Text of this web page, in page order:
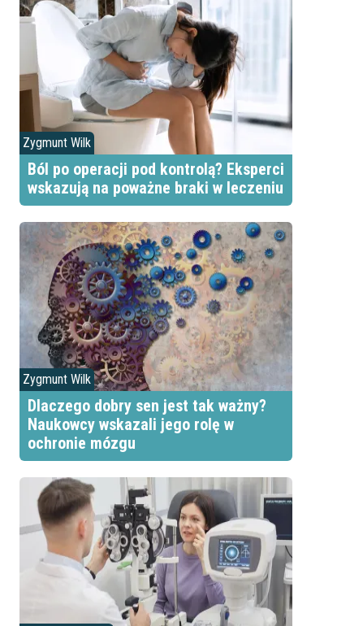
Zygmunt Wilk
Ból po operacji pod kontrolą? Eksperci
wskazują na poważne braki w leczeniu
Zygmunt Wilk
Dlaczego dobry sen jest tak ważny?
Naukowcy wskazali jego rolę w
ochronie mózgu